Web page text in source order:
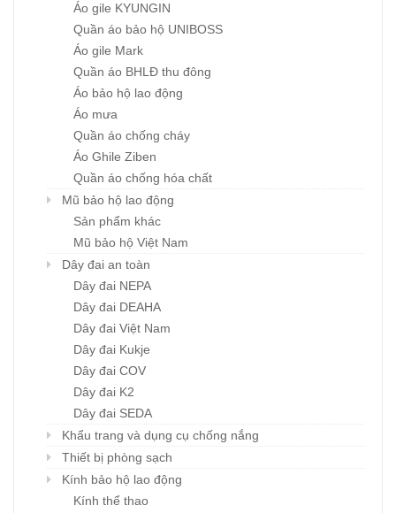
Áo gile KYUNGIN
Quần áo bảo hộ UNIBOSS
Áo gile Mark
Quần áo BHLĐ thu đông
Áo bảo hộ lao động
Áo mưa
Quần áo chống cháy
Áo Ghile Ziben
Quần áo chống hóa chất
Mũ bảo hộ lao động
Sản phẩm khác
Mũ bảo hộ Việt Nam
Dây đai an toàn
Dây đai NEPA
Dây đai DEAHA
Dây đai Việt Nam
Dây đai Kukje
Dây đai COV
Dây đai K2
Dây đai SEDA
Khẩu trang và dụng cụ chống nắng
Thiết bị phòng sạch
Kính bảo hộ lao động
Kính thể thao